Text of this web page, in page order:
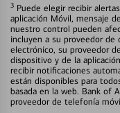
3 Puede elegir recibir
aplicación Móvil, mensaje
nuestro control pueden
incluyen a su proveedor de
electrónico, su proveedor
dispositivo y de la
recibir notificaciones
están disponibles para
basada en la web. Bank of
proveedor de telefonía